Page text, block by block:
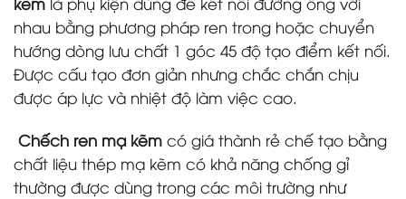
nhau bằng phương pháp ren trong hoặc chuyển
hướng dòng lưu chất 1 góc 45 độ tạo điểm kết nối.
Được cấu tạo đơn giản nhưng chắc chắn chịu
được áp lực và nhiệt độ làm việc cao.
Chếch ren mạ kẽm có giá thành rẻ chế tạo bằng
chất liệu thép mạ kẽm có khả năng chống gỉ
thường được dùng trong các môi trường như